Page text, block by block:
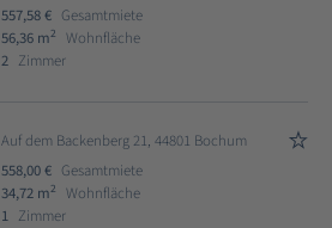
557,58 € Gesamtmiete
56,36 m2
Wohnfläche
2 Zimmer
Auf dem Backenberg 21, 44801 Bochum
558,00 € Gesamtmiete
34,72 m2
Wohnfläche
1 Zimmer